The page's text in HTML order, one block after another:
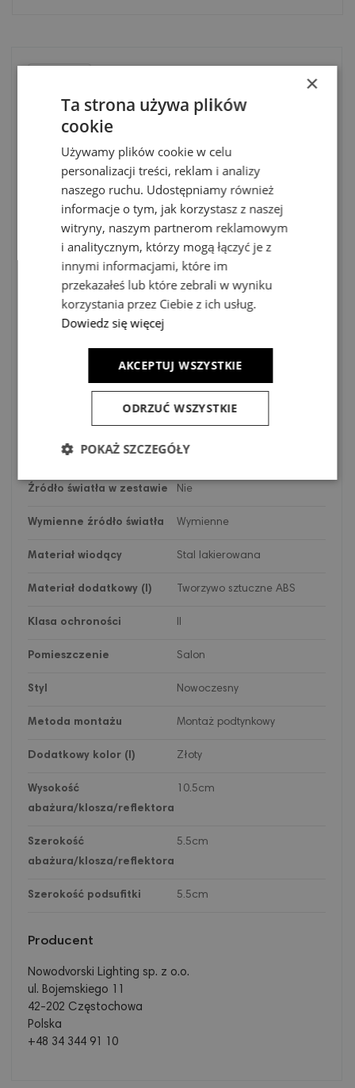
7688
Częstotliwość 50/60Hz
Wysokość 6-11cm
Rodzaj gwintu GU10
10W only LED
Długość
220-230V
Stopień zabezpieczenia IP20
Liczba źródeł światła 1
Źródło światła w zestawie Nie
Wymienne źródło światła Wymienne
Materiał wiodący Stal lakierowana
Materiał dodatkowy (I) Tworzywo sztuczne ABS
Klasa ochroności II
Pomieszczenie Salon
Styl Nowoczesny
Metoda montażu Montaż podtynkowy
Dodatkowy kolor (I) Złoty
Wysokość
abażura/klosza/reflektora
10.5cm
Szerokość
abażura/klosza/reflektora
5.5cm
Szerokość podsufitki 5.5cm
Producent
Nowodvorski Lighting sp. z o.o.
ul. Bojemskiego 11
42-202 Częstochowa
Polska
+48 34 344 91 10
×
Ta strona używa plików
cookie
Używamy plików cookie w celu
personalizacji treści, reklam i analizy
naszego ruchu. Udostępniamy również
informacje o tym, jak korzystasz z naszej
witryny, naszym partnerom reklamowym
i analitycznym, którzy mogą łączyć je z
innymi informacjami, które im
przekazałeś lub które zebrali w wyniku
korzystania przez Ciebie z ich usług.
Dowiedz się więcej
AKCEPTUJ WSZYSTKIE
ODRZUĆ WSZYSTKIE
POKAŻ SZCZEGÓŁY